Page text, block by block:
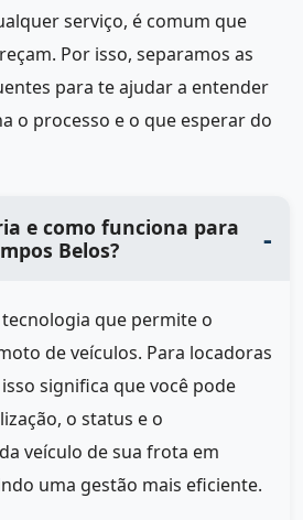
serviço, é comum que
Por isso, separamos as
para te ajudar a entender
o processo e o que esperar do
e como funciona para
Belos?
que permite o
de veículos. Para locadoras
isso significa que você pode
o status e o
veículo de sua frota em
uma gestão mais eficiente.